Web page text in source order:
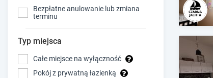
Bezpłatne anulowanie lub zmiana
terminu
Typ miejsca
Całe miejsce na wyłączność
Pokój z prywatną łazienką